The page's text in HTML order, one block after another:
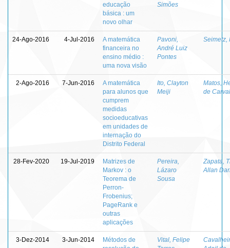
educação
básica : um
novo olhar
Simões
24-Ago-2016 4-Jul-2016
A matemática
financeira no
ensino médio :
uma nova visão
Pavoni,
André Luiz
Pontes
Seimetz,
2-Ago-2016 7-Jun-2016
A matemática
para alunos que
cumprem
medidas
socioeducativas
em unidades de
internação do
Distrito Federal
Ito, Clayton
Meiji
Matos,
de
28-Fev-2020 19-Jul-2019
Matrizes de
Markov : o
Teorema de
Perron-
Frobenius;
PageRank e
outras
aplicações
Pereira,
Lázaro
Sousa
Zapata,
Allan
3-Dez-2014 3-Jun-2014
Métodos de
Vital, Felipe